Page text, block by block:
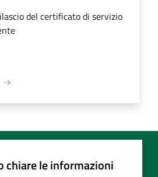
del certificato di servizio
chiare le informazioni